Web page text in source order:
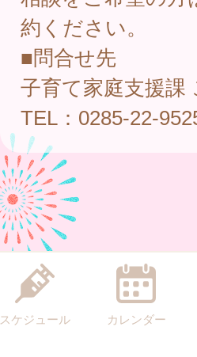
約ください。
■問合せ先
子育て家庭支援課
TEL：0285-22-
スケジュール カレンダー